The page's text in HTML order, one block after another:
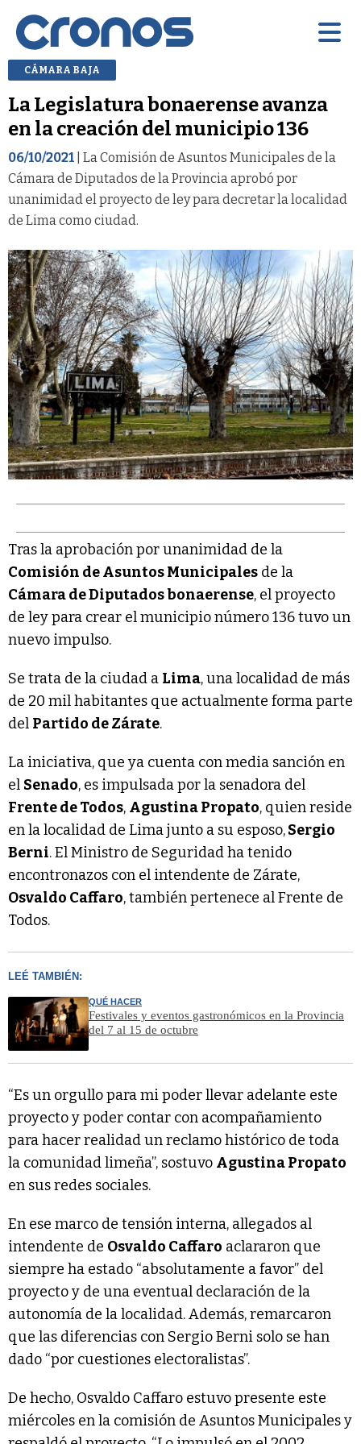
CÁMARA BAJA
La Legislatura bonaerense avanza
en la creación del municipio 136
06/10/2021 | La Comisión de Asuntos Municipales de la
Cámara de Diputados de la Provincia aprobó por
unanimidad el proyecto de ley para decretar la localidad
de Lima como ciudad.
Tras la aprobación por unanimidad de la
Comisión de Asuntos Municipales de la
Cámara de Diputados bonaerense, el proyecto
de ley para crear el municipio número 136 tuvo un
nuevo impulso.
Se trata de la ciudad a Lima, una localidad de más
de 20 mil habitantes que actualmente forma parte
del Partido de Zárate.
La iniciativa, que ya cuenta con media sanción en
el Senado, es impulsada por la senadora del
Frente de Todos, Agustina Propato, quien reside
en la localidad de Lima junto a su esposo,Sergio
Berni. El Ministro de Seguridad ha tenido
encontronazos con el intendente de Zárate,
Osvaldo Caffaro, también pertenece al Frente de
Todos.
LEÉ TAMBIÉN:
QUÉ HACER
Festivales y eventos gastronómicos en la Provincia
del 7 al 15 de octubre
“Es un orgullo para mi poder llevar adelante este
proyecto y poder contar con acompañamiento
para hacer realidad un reclamo histórico de toda
la comunidad limeña”, sostuvo Agustina Propato
en sus redes sociales.
En ese marco de tensión interna, allegados al
intendente de Osvaldo Caffaro aclararon que
siempre ha estado “absolutamente a favor” del
proyecto y de una eventual declaración de la
autonomía de la localidad. Además, remarcaron
que las diferencias con Sergio Berni solo se han
dado “por cuestiones electoralistas”.
De hecho, Osvaldo Caffaro estuvo presente este
miércoles en la comisión de Asuntos Municipales y